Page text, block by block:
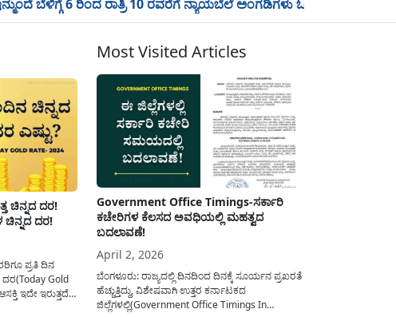
ಬೆಳಿಗ್ಗೆ 6 ರಿಂದ ರಾತ್ರಿ 10 ರವರೆಗೆ ನ್ಯಾಯಬೆಲೆ ಅಂಗಡಿಗಳು ಓಪನ್!
ಚಿನ್ನದ ದರ!
ಚಿನ್ನದ ದರ!
ಪ್ರತಿ ದಿನ
Gold
ಇದೇ ಇರುತ್ತದೆ
Most Visited Articles
Government Office Timings-ಸರ್ಕಾರಿ
ಕಚೇರಿಗಳ ಕೆಲಸದ ಅವಧಿಯಲ್ಲಿ ಮಹತ್ವದ
ಬದಲಾವಣೆ!
April 2, 2026
ಬೆಂಗಳೂರು: ರಾಜ್ಯದಲ್ಲಿ ದಿನದಿಂದ ದಿನಕ್ಕೆ ಸೂರ್ಯನ ಪ್ರಖರತೆ
ಹೆಚ್ಚುತ್ತಿದ್ದು, ವಿಶೇಷವಾಗಿ ಉತ್ತರ ಕರ್ನಾಟಕದ
ಜಿಲ್ಲೆಗಳಲ್ಲಿ(Government Office Timings In